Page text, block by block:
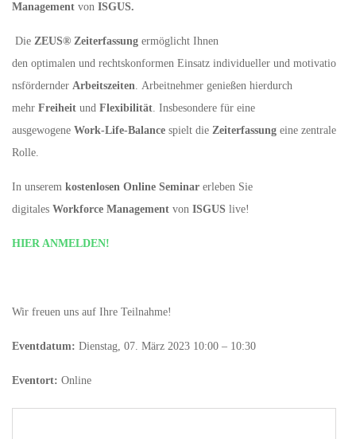
Management von ISGUS.
Die ZEUS® Zeiterfassung ermöglicht Ihnen
den optimalen und rechtskonformen Einsatz individueller und motivatio
nsfördernder Arbeitszeiten. Arbeitnehmer genießen hierdurch
mehr Freiheit und Flexibilität. Insbesondere für eine
ausgewogene Work-Life-Balance spielt die Zeiterfassung eine zentrale
Rolle.
In unserem kostenlosen Online Seminar erleben Sie
digitales Workforce Management von ISGUS live!
HIER ANMELDEN!
Wir freuen uns auf Ihre Teilnahme!
Eventdatum: Dienstag, 07. März 2023 10:00 – 10:30
Eventort: Online